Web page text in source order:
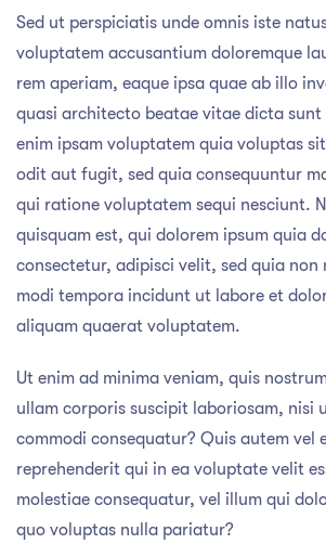
Sed ut perspiciatis unde omnis iste
voluptatem accusantium doloremque
rem aperiam, eaque ipsa quae ab illo
quasi architecto beatae vitae dicta sunt
enim ipsam voluptatem quia voluptas
odit aut fugit, sed quia consequuntur
qui ratione voluptatem sequi nesciunt.
quisquam est, qui dolorem ipsum quia
consectetur, adipisci velit, sed quia non
modi tempora incidunt ut labore et
aliquam quaerat voluptatem.
Ut enim ad minima veniam, quis
ullam corporis suscipit laboriosam, nisi
commodi consequatur? Quis autem vel
reprehenderit qui in ea voluptate velit
molestiae consequatur, vel illum qui
quo voluptas nulla pariatur?